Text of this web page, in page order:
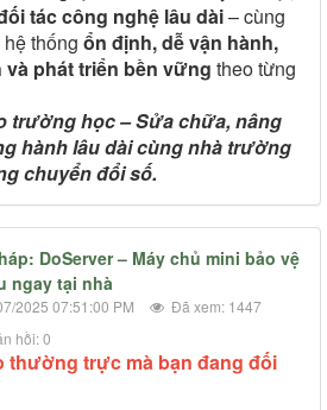
tác công nghệ lâu dài– cùng
thống ổn định, dễ vận hành,
phát triển bền vững theo từng
trường học – Sửa chữa, nâng
hành lâu dài cùng nhà trường
chuyển đổi số.
DoServer – Máy chủ mini bảo vệ
ngay tại nhà
2025 07:51:00 PM
Đã xem: 1447
hồi: 0
thường trực mà bạn đang đối